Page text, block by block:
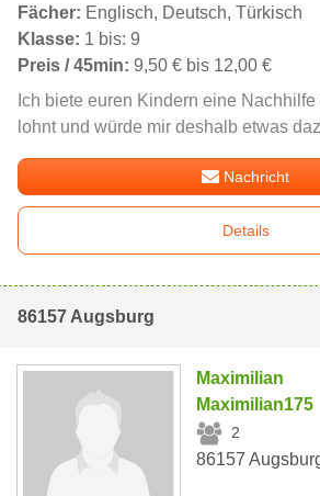
Fächer: Englisch, Deutsch, Türkisch
Klasse: 1 bis: 9
Preis / 45min: 9,50 € bis 12,00 €
Ich biete euren Kindern eine
lohnt und würde mir deshalb etwas
Nachricht
Details
86157 Augsburg
Maximilian
Maximilian175
2
86157